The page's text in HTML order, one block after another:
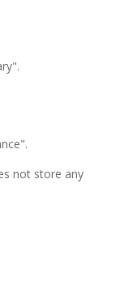
not store any